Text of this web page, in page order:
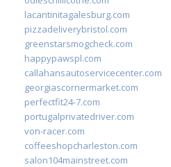
lacantinitagalesburg.com
pizzadeliverybristol.com
greenstarsmogcheck.com
happypawspl.com
callahansautoservicecenter.com
georgiascornermarket.com
perfectfit24-7.com
portugalprivatedriver.com
von-racer.com
coffeeshopcharleston.com
salon104mainstreet.com